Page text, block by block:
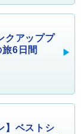
クアッププ
6日間
】ベストシ